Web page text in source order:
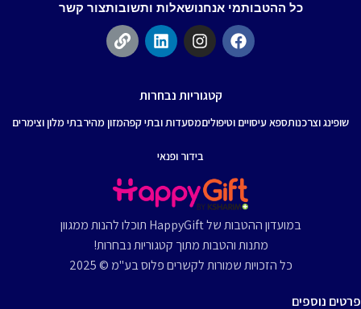
כל ההטבותמי אנחנושאלות ותשובותצור קשר
קטגוריות נבחרות
שופינג וצרכנותספא עיסויים וטיפוליםמסעדות ובתי קפהמזון מהירבתי מלון וצימרים
בידור ופנאי
במועדון ההטבות של HappyGift תוכלו להנות ממגוון
מתנות והטבות מתוך קטגוריות נבחרות!
כל הזכויות שמורות לקשרים פלוס בע"מ © 2025
פרטים נוספים